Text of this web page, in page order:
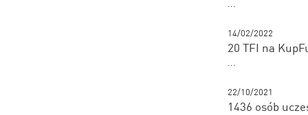
14/02/2022
20 TFI na
22/10/2021
1436 osób